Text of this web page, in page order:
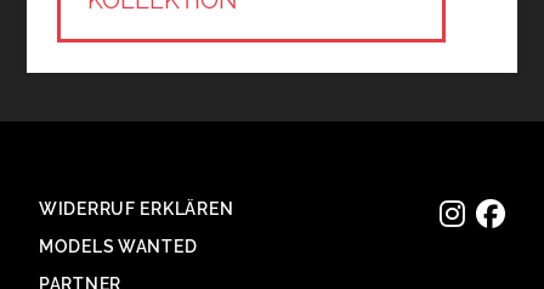
WIDERRUF ERKLÄREN
MODELS WANTED
PARTNER